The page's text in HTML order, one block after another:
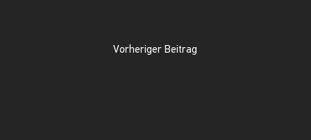
Vorheriger Beitrag